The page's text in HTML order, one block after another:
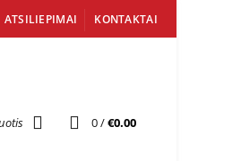
ATSILIEPIMAI KONTAKTAI
0/€0.00